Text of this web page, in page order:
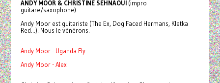
ANDY MOOR & CHRISTINE SEHNAOUI (impro
guitare/saxophone)
Andy Moor est guitariste (The Ex, Dog Faced Hermans, Kletka
Red...). Nous le vénérons.
Andy Moor - Uganda Fly
Andy Moor - Alex